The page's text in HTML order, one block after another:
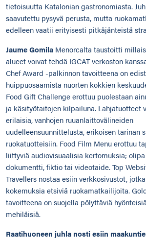
tietoisuutta Katalonian gastronomiasta.
saavutettu pysyvä perusta, mutta
edelleen vaatii erityisesti pitkäjänteistä
Jaume Gomila Menorcalta taustoitti
alueet voivat tehdä IGCAT verkoston
Chef Award -palkinnon tavoitteena on
huippuosaamista nuorten kokkien
Food Gift Challenge erottuu puolestaan
ja käsityötaitojen kilpailuna. Lahjatuotteet
erilaisia, vanhojen ruuanlaittovälineiden
uudelleensuunnittelusta, erikoisen tarinan
ruokatuotteisiin. Food Film Menu erottuu
liittyviä audiovisuaalisia kertomuksia; olipa
dokumentti, fiktio tai videotaide. Top
Travellers nostaa esiin verkkosivustot,
kokemuksia etsiviä ruokamatkailijoita.
tavoitteena on suojella pölyttäviä
mehiläisiä.
Raatihuoneen juhla nosti esiin